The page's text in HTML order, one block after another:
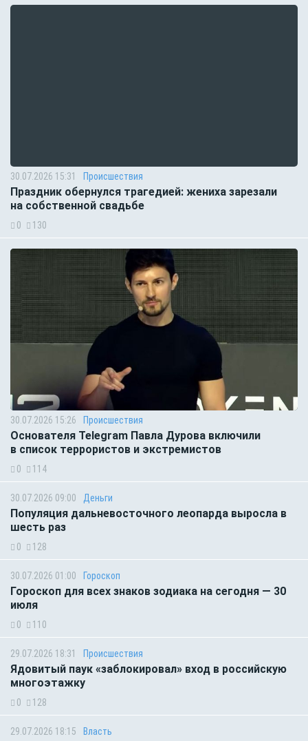
30.07.2026 15:31 Происшествия
Праздник обернулся трагедией: жениха зарезали
на собственной свадьбе
0 130
30.07.2026 15:26 Происшествия
Основателя Telegram Павла Дурова включили
в список террористов и экстремистов
0 114
30.07.2026 09:00 Деньги
Популяция дальневосточного леопарда выросла в
шесть раз
0 128
30.07.2026 01:00 Гороскоп
Гороскоп для всех знаков зодиака на сегодня — 30
июля
0 110
29.07.2026 18:31 Происшествия
Ядовитый паук «заблокировал» вход в российскую
многоэтажку
0 128
29.07.2026 18:15 Власть